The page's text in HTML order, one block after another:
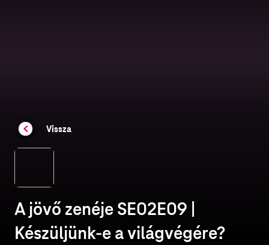
Vissza
A jövő zenéje SE02E09 |
Készüljünk-e a világvégére?